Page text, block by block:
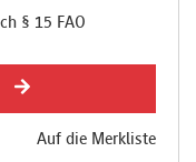
§ 15 FAO
Auf die Merkliste